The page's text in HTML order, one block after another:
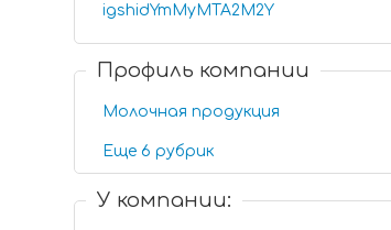
igshidYmMyMTA2M2Y
Профиль компании
Молочная продукция
Еще 6 рубрик
У компании: